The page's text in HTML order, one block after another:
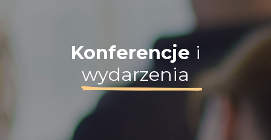
Konferencje i
wydarzenia